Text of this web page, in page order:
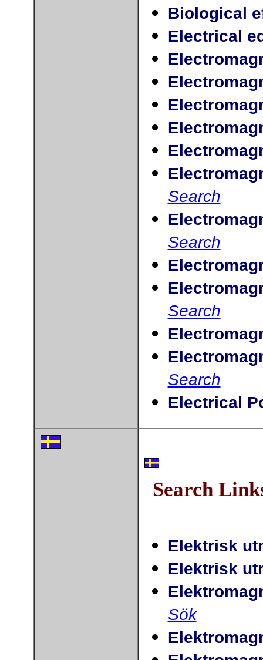
Biological
Electrical
Search
Search
Search
Search
Electrical
Search
Elektrisk
Elektrisk
Sök